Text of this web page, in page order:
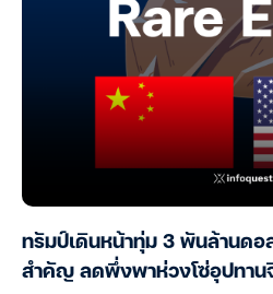
ทรัมป์เดินหน้าทุ่ม 3 พันล้านดอ
สำคัญ ลดพึ่งพาห่วงโซ่อุปทาน